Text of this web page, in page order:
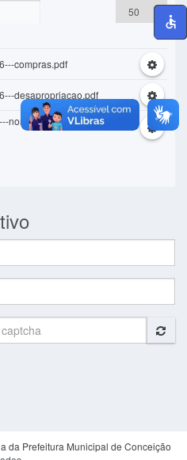
compras.pdf
desapropriacao.pdf
normas-controle-
da Prefeitura Municipal de Conceição